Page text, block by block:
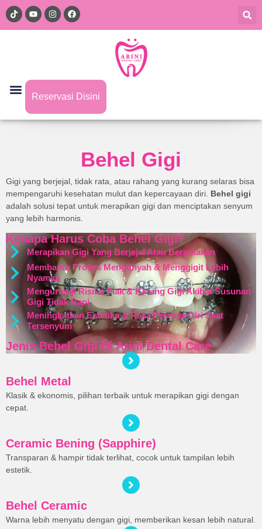
Reservasi Disini
Behel Gigi
Gigi yang berjejal, tidak rata, atau rahang yang kurang selaras bisa
mempengaruhi kesehatan mulut dan kepercayaan diri. Behel gigi
adalah solusi tepat untuk merapikan gigi dan menciptakan senyum
yang lebih harmonis.
Kenapa Harus Coba Behel Gigi?
Merapikan Gigi Yang Berjejal Atau Berantakan
Membantu Proses Mengunyah & Menggigit Lebih
Nyaman
Mengurangi Risiko Plak & Karang Gigi Akibat Susunan
Gigi Tidak Rapi
Meningkatkan Estetika & Rasa Percaya Diri Saat
Tersenyum
Jenis Behel Gigi Di Arini Dental Care
Behel Metal
Klasik & ekonomis, pilihan terbaik untuk merapikan gigi dengan
cepat.
Ceramic Bening (Sapphire)
Transparan & hampir tidak terlihat, cocok untuk tampilan lebih
estetik.
Behel Ceramic
Warna lebih menyatu dengan gigi, memberikan kesan lebih natural.